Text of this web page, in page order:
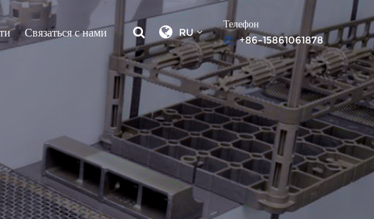
Связаться с нами RU
Телефон
+86-15861061878